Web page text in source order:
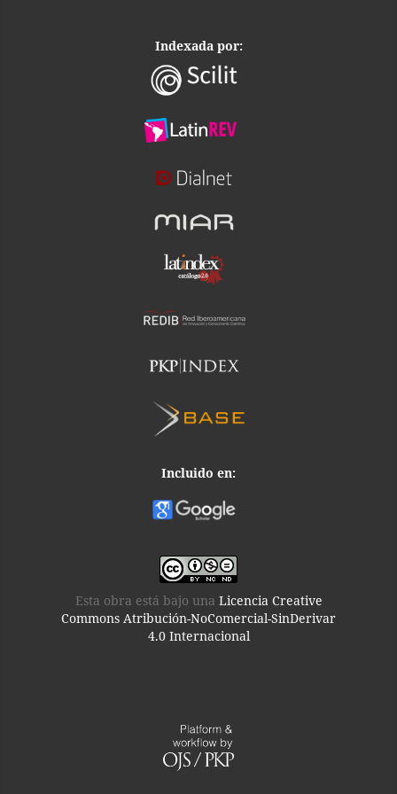
Indexada por:
Incluido en:
Esta obra está bajo una Licencia Creative
Commons Atribución-NoComercial-SinDerivar
4.0 Internacional